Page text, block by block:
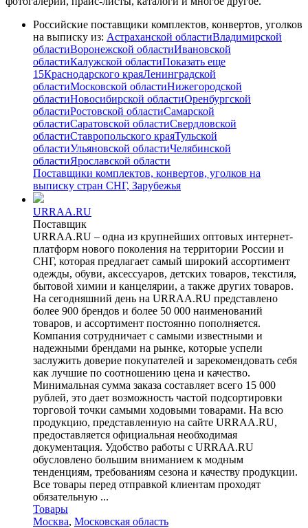
Российские поставщики комплектов, конвертов, уголков
на выписку из: Астраханской областиВладимирской
областиВоронежской областиИвановской
областиКалужской областиПоказать еще
15Краснодарского краяЛенинградской
областиМосковской областиНижегородской
областиНовосибирской областиОренбургской
областиРостовской областиСамарской
областиСаратовской областиСвердловской
областиСтавропольского краяТульской
областиУльяновской областиЧелябинской
областиЯрославской области
Поставщики комплектов, конвертов, уголков на
выписку стран СНГ, Зарубежья
URRAA.RU
Поставщик
URRAA.RU – одна из крупнейших оптовых интернет-
платформ нового поколения на территории России и
СНГ, которая предлагает самый широкий ассортимент
одежды, обуви, аксессуаров, детских товаров, текстиля,
бытовой химии и канцелярии, а также других товаров.
На сегодняшний день на URRAA.RU представлено
более 900 брендов и более 50 000 наименований
товаров, и ассортимент постоянно пополняется.
Компания сотрудничает с самыми известными и
надежными брендами на рынке, которые успели
заслужить доверие покупателей и зарекомендовать себя
как лучшие по соотношению цена и качество.
Минимальная сумма заказа составляет всего 15 000
рублей, это дает возможность частой подсортировки
торговой точки самыми ходовыми товарами. На всю
продукцию, представленную на сайте URRAA.RU,
предоставляется официальная необходимая
документация. Удобство работы с URRAA.RU
обусловлено большим вниманием к модным
тенденциям, требованиям сезона и качеству продукции.
Все товары перед отправкой клиентам проходят
обязательную ...
Товары
Москва, Московская область